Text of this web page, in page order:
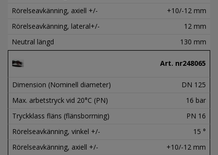
Rörelseavkänning, axiell +/-
+10/-12 mm
Rörelseavkänning, lateral+/-
12 mm
Neutral längd
130 mm
Art. nr248065
Dimension (Nominell diameter)
DN 125
Max. arbetstryck vid 20°C (PN)
16 bar
Tryckklass fläns (flänsborrning)
PN 16
Rörelseavkänning, vinkel +/-
15 °
Rörelseavkänning, axiell +/-
+10/-12 mm